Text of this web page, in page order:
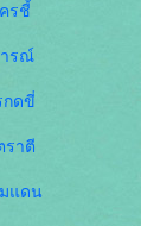
รชี้
รณ์
กดขี่
ราตี
แดน